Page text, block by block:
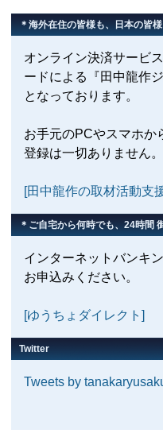
＊海外在住の皆様も、日本の皆
オンライン決済サービ
ードによる『田中龍作
となっております。
お手元のPCやスマホか
登録は一切ありません
[田中龍作の取材活動支
＊ご自宅から何時でも、24時間
インターネットバンキ
お申込みください。
[ゆうちょダイレクト]
Twitter
Tweets by